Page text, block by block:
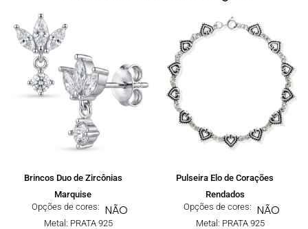
Brincos Duo de Zircônias
Marquise
Opções de cores: NÃO
Metal: PRATA 925
Pulseira Elo de Corações
Rendados
Opções de cores: NÃO
Metal: PRATA 925